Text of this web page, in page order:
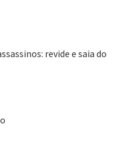
revide e saia do